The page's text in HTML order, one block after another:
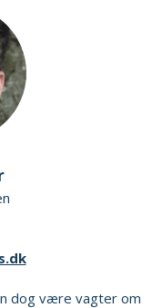
dog være vagter om